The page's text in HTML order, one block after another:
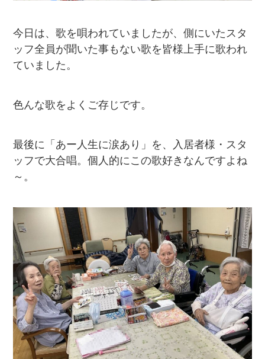
今日は、歌を唄われていましたが、側にいたスタ
ッフ全員が聞いた事もない歌を皆様上手に歌われ
ていました。
色んな歌をよくご存じです。
最後に「あー人生に涙あり」を、入居者様・スタ
ッフで大合唱。個人的にこの歌好きなんですよね
～。